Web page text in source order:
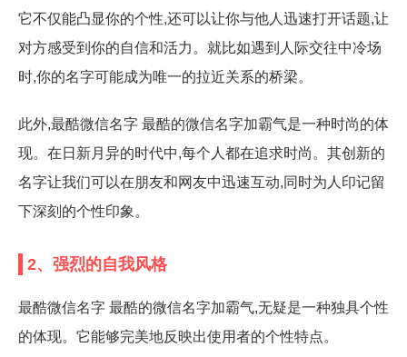
它不仅能凸显你的个性,还可以让你与他人迅速打开话题,让
对方感受到你的自信和活力。就比如遇到人际交往中冷场
时,你的名字可能成为唯一的拉近关系的桥梁。
此外,最酷微信名字 最酷的微信名字加霸气是一种时尚的体
现。在日新月异的时代中,每个人都在追求时尚。其创新的
名字让我们可以在朋友和网友中迅速互动,同时为人印记留
下深刻的个性印象。
2、强烈的自我风格
最酷微信名字 最酷的微信名字加霸气,无疑是一种独具个性
的体现。它能够完美地反映出使用者的个性特点。